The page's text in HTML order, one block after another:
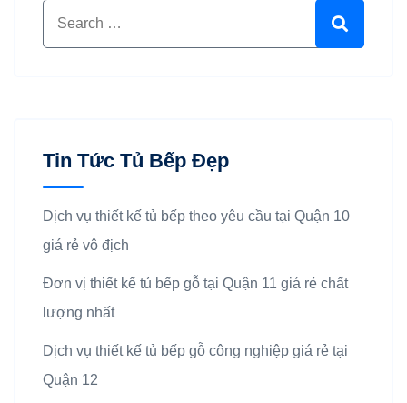
Tin Tức Tủ Bếp Đẹp
Dịch vụ thiết kế tủ bếp theo yêu cầu tại Quận 10
giá rẻ vô địch
Đơn vị thiết kế tủ bếp gỗ tại Quận 11 giá rẻ chất
lượng nhất
Dịch vụ thiết kế tủ bếp gỗ công nghiệp giá rẻ tại
Quận 12